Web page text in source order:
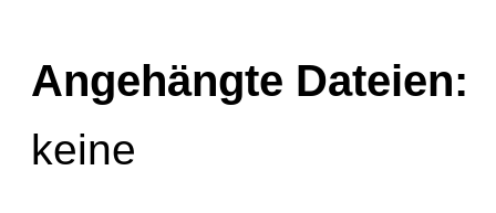
Angehängte Dateien:
keine